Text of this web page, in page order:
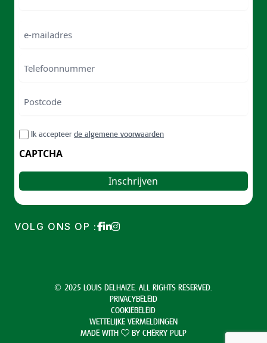
mailadres
/
Postal
RGPDIk accepteer de algemene voorwaarden
CAPTCHA
VOLG ONS OP :
© 2025 LOUIS DELHAIZE. ALL RIGHTS RESERVED.
PRIVACYBELEID
COOKIEBELEID
WETTELIJKE VERMELDINGEN
MADE WITH
BY CHERRY PULP